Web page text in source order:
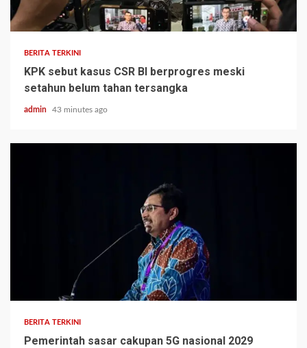
BERITA TERKINI
KPK sebut kasus CSR BI berprogres meski
setahun belum tahan tersangka
admin 43 minutes ago
BERITA TERKINI
Pemerintah sasar cakupan 5G nasional 2029